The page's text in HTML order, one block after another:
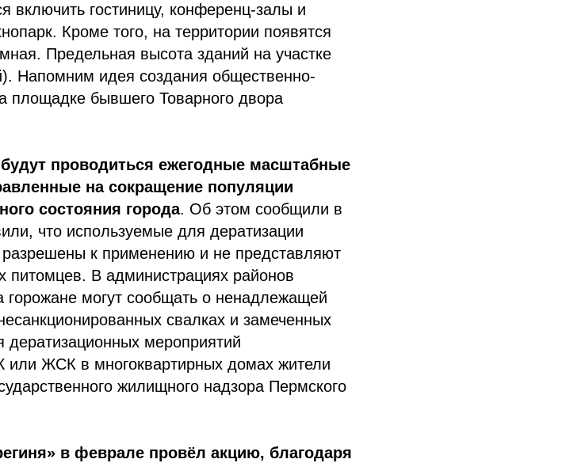
включить гостиницу, конференц-залы и
Кроме того, на территории появятся
Предельная высота зданий на участке
Напомним идея создания общественно-
площадке бывшего Товарного двора
проводиться ежегодные масштабные
на сокращение популяции
состояния города. Об этом сообщили в
что используемые для дератизации
к применению и не представляют
В администрациях районов
горожане могут сообщать о ненадлежащей
свалках и замеченных
дератизационных мероприятий
ЖСК в многоквартирных домах жители
жилищного надзора Пермского
в феврале провёл акцию, благодаря